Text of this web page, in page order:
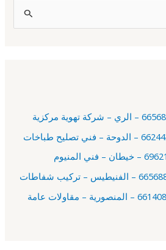
مقاولات عامة الكويت 66140865 – المنصورية – مقاولات عامة